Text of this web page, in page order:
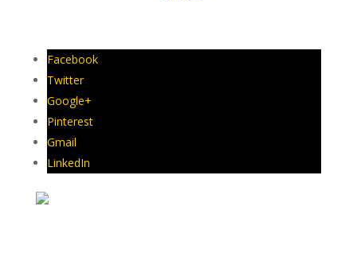
Facebook
Twitter
Google+
Pinterest
Gmail
LinkedIn